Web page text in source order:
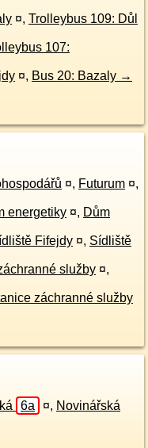
¤, Trolleybus 109: Důl
107:
¤, Bus 20: Bazaly →
¤, Futurum ¤,
energetiky ¤, Dům
Fifejdy ¤, Sídliště
služby ¤,
záchranné služby
6a ¤, Novinářská